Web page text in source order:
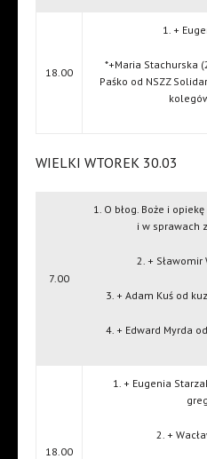
18.00
1. +
*+Maria Stachurska
Paśko od NSZZ
WIELKI WTOREK 30.03
7.00
1. O błog. Boże i
i w sprawach
2. + Sławomir
3. + Adam Kuś od
4. + Edward Myrda
18.00
1. + Eugenia
2. +